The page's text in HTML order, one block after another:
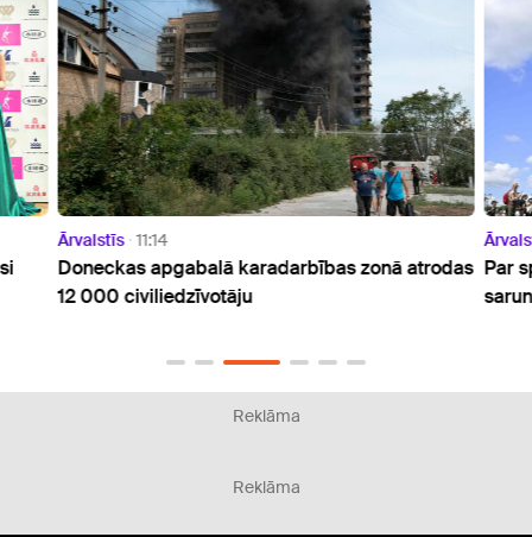
Ārvalstīs 11:14
Doneckas apgabalā karadarbības zonā atrodas
12 000 civiliedzīvotāju
Par
Reklāma
Reklāma